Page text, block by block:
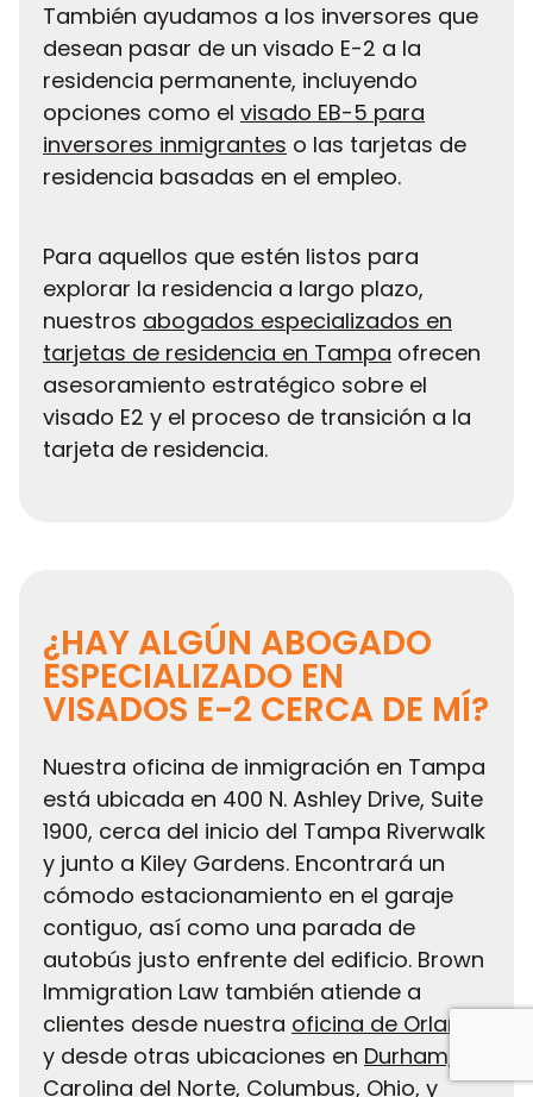
También ayudamos a los inversores que
desean pasar de un visado E-2 a la
residencia permanente, incluyendo
opciones como el visado EB-5 para
inversores inmigrantes o las tarjetas de
residencia basadas en el empleo.
Para aquellos que estén listos para
explorar la residencia a largo plazo,
nuestros abogados especializados en
tarjetas de residencia en Tampa ofrecen
asesoramiento estratégico sobre el
visado E2 y el proceso de transición a la
tarjeta de residencia.
¿HAY ALGÚN ABOGADO
ESPECIALIZADO EN
VISADOS E-2 CERCA DE MÍ?
Nuestra oficina de inmigración en Tampa
está ubicada en 400 N. Ashley Drive, Suite
1900, cerca del inicio del Tampa Riverwalk
y junto a Kiley Gardens. Encontrará un
cómodo estacionamiento en el garaje
contiguo, así como una parada de
autobús justo enfrente del edificio. Brown
Immigration Law también atiende a
clientes desde nuestra oficina de Orlando
y desde otras ubicaciones en Durham,
Carolina del Norte, Columbus, Ohio, y